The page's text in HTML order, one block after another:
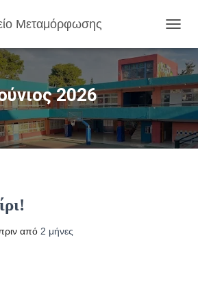
Μεταμόρφωσης
2026
πριν από 2 μήνες